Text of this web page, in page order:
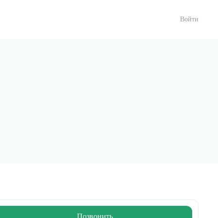
Войти
Позвонить